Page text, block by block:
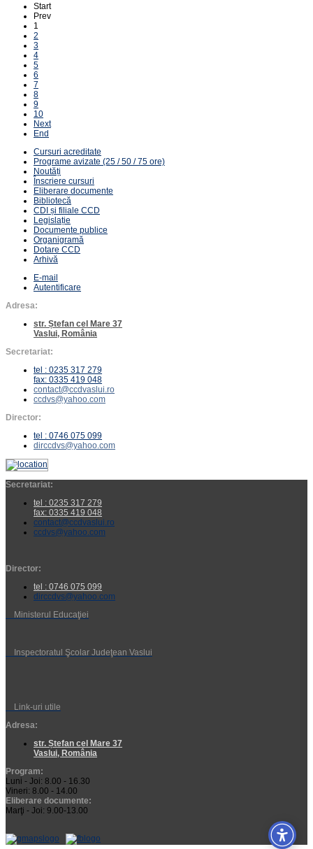
Start
Prev
1
2
3
4
5
6
7
8
9
10
Next
End
Cursuri acreditate
Programe avizate (25 / 50 / 75 ore)
Noutăți
Înscriere cursuri
Eliberare documente
Bibliotecă
CDI și filiale CCD
Legislație
Documente publice
Organigramă
Dotare CCD
Arhivă
E-mail
Autentificare
Adresa:
str. Ștefan cel Mare 37
Vaslui, România
Secretariat:
tel : 0235 317 279
fax: 0335 419 048
contact@ccdvaslui.ro
ccdvs@yahoo.com
Director:
tel : 0746 075 099
dirccdvs@yahoo.com
Secretariat:
tel : 0235 317 279
fax: 0335 419 048
contact@ccdvaslui.ro
ccdvs@yahoo.com
Director:
tel : 0746 075 099
dirccdvs@yahoo.com
Ministerul Educaţiei
Inspectoratul Şcolar Judeţean Vaslui
Link-uri utile
Adresa:
str. Ștefan cel Mare 37
Vaslui, România
Program:
Luni - Joi: 8.00 - 16.30
Vineri: 8.00 - 14.00
Eliberare documente:
Marţi - Joi: 9.00-13.00